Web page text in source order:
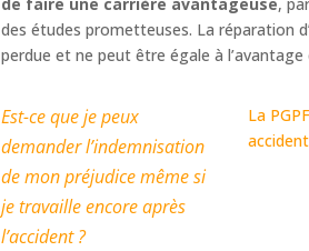
des études prometteuses. La réparation
perdue et ne peut être égale à
Est-ce que je peux
demander l’indemnisation
de mon préjudice même si
je travaille encore après
l’accident ?
La